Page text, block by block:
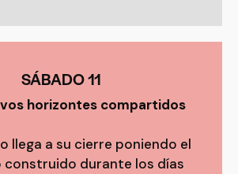
SÁBADO 11
horizontes compartidos
llega a su cierre poniendo el
construido durante los días